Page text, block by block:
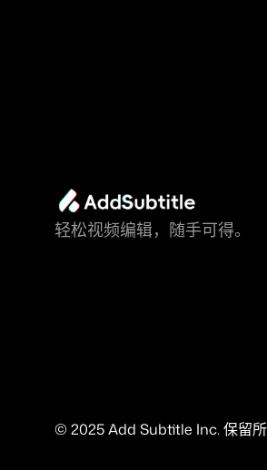
轻松视频编辑，随手可得。
© 2025 Add Subtitle Inc. 保留